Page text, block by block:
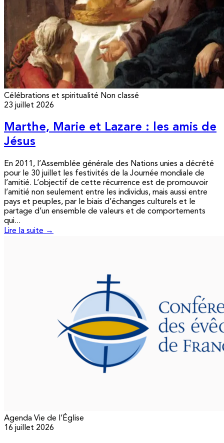
Célébrations et spiritualité Non classé
23 juillet 2026
Marthe, Marie et Lazare : les amis de
Jésus
En 2011, l’Assemblée générale des Nations unies a décrété
pour le 30 juillet les festivités de la Journée mondiale de
l’amitié. L’objectif de cette récurrence est de promouvoir
l’amitié non seulement entre les individus, mais aussi entre
pays et peuples, par le biais d’échanges culturels et le
partage d’un ensemble de valeurs et de comportements
qui...
Lire la suite →
Agenda Vie de l’Église
16 juillet 2026